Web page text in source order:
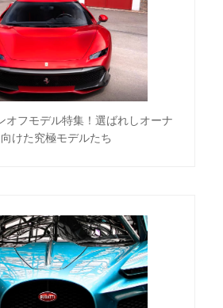
オフモデル特集！選ばれしオーナ
けた究極モデルたち